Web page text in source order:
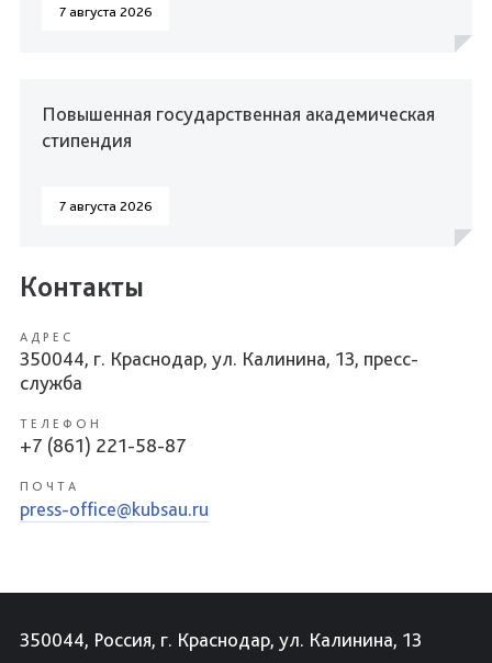
7 августа 2026
Повышенная государственная академическая
стипендия
7 августа 2026
Контакты
АДРЕС
350044, г. Краснодар, ул. Калинина, 13, пресс-
служба
ТЕЛЕФОН
+7 (861) 221-58-87
ПОЧТА
press-office@kubsau.ru
350044, Россия, г. Краснодар, ул. Калинина, 13